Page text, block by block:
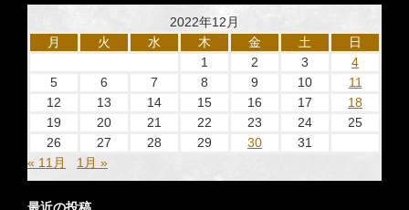
2022年12月
月
火 水 木 金 土
日
1
2 3
4
5
6 7 8 9 10
11
12
13 14 15 16 17
18
19
20 21 22 23 24
25
26
27 28 29 30
31
« 11月
1月 »